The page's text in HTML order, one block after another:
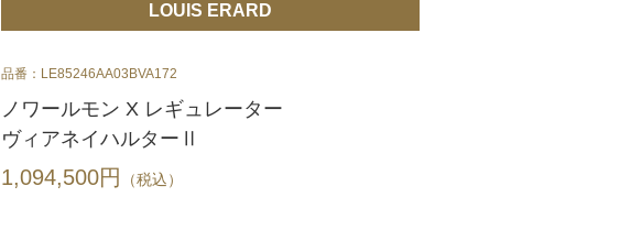
LOUIS ERARD
品番：LE85246AA03BVA172
ノワールモン X レギュレーター
ヴィアネイハルターⅡ
1,094,500円 （税込）